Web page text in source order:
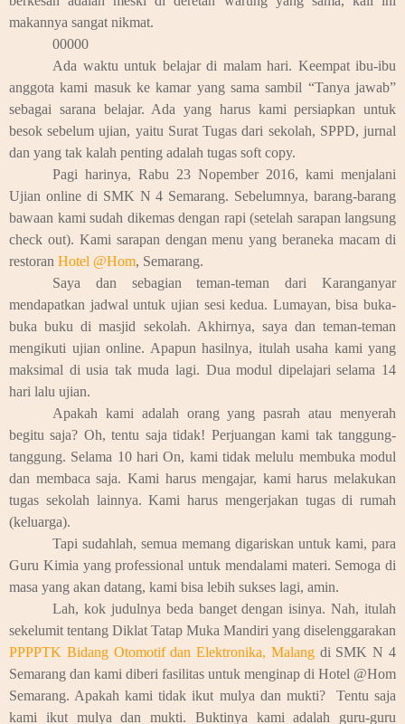
makannya sangat nikmat.
00000
Ada waktu untuk belajar di malam hari. Keempat ibu-ibu
anggota kami masuk ke kamar yang sama sambil “Tanya jawab”
sebagai sarana belajar. Ada yang harus kami persiapkan untuk
besok sebelum ujian, yaitu Surat Tugas dari sekolah, SPPD, jurnal
dan yang tak kalah penting adalah tugas soft copy.
Pagi harinya, Rabu 23 Nopember 2016, kami menjalani
Ujian online di SMK N 4 Semarang. Sebelumnya, barang-barang
bawaan kami sudah dikemas dengan rapi (setelah sarapan langsung
check out). Kami sarapan dengan menu yang beraneka macam di
restoran Hotel @Hom, Semarang.
Saya dan sebagian teman-teman dari Karanganyar
mendapatkan jadwal untuk ujian sesi kedua. Lumayan, bisa buka-
buka buku di masjid sekolah. Akhirnya, saya dan teman-teman
mengikuti ujian online. Apapun hasilnya, itulah usaha kami yang
maksimal di usia tak muda lagi. Dua modul dipelajari selama 14
hari lalu ujian.
Apakah kami adalah orang yang pasrah atau menyerah
begitu saja? Oh, tentu saja tidak! Perjuangan kami tak tanggung-
tanggung. Selama 10 hari On, kami tidak melulu membuka modul
dan membaca saja. Kami harus mengajar, kami harus melakukan
tugas sekolah lainnya. Kami harus mengerjakan tugas di rumah
(keluarga).
Tapi sudahlah, semua memang digariskan untuk kami, para
Guru Kimia yang professional untuk mendalami materi. Semoga di
masa yang akan datang, kami bisa lebih sukses lagi, amin.
Lah, kok judulnya beda banget dengan isinya. Nah, itulah
sekelumit tentang Diklat Tatap Muka Mandiri yang diselenggarakan
PPPPTK Bidang Otomotif dan Elektronika, Malangdi SMK N 4
Semarang dan kami diberi fasilitas untuk menginap di Hotel @Hom
Semarang. Apakah kami tidak ikut mulya dan mukti? Tentu saja
kami ikut mulya dan mukti. Buktinya kami adalah guru-guru